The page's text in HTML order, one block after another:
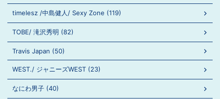
timelesz /中島健人/ Sexy Zone (119)
TOBE/ 滝沢秀明 (82)
Travis Japan (50)
WEST./ ジャニーズWEST (23)
なにわ男子 (40)